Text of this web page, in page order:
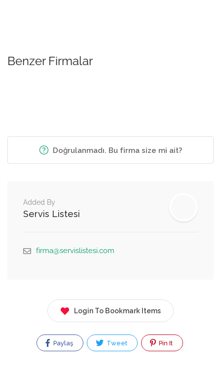
Benzer Firmalar
Doğrulanmadı. Bu firma size mi ait?
Added By
Servis Listesi
firma@servislistesi.com
Login To Bookmark Items
Paylaş Tweet Pin It